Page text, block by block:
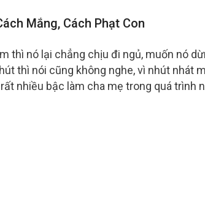
Mắng, Cách Phạt Con
thì nó lại chẳng chịu đi ngủ, muốn nó
thì nói cũng không nghe, vì nhút nhát
nhiều bậc làm cha mẹ trong quá trình